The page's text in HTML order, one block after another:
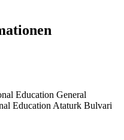
Education General
Education Ataturk Bulvari